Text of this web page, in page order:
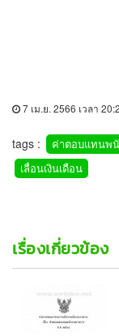
7 เม.ย. 2566 เวลา
tags : ค่าตอบแทนพ
เลื่อนเงินเดือน
เรื่องเกี่ยวข้อง